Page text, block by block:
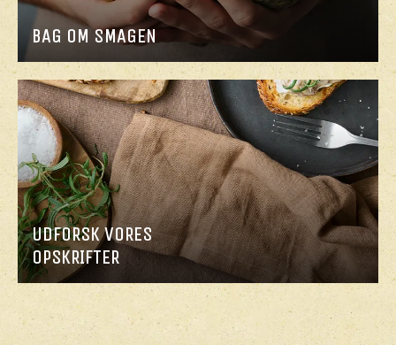
BAG OM SMAGEN
UDFORSK VORES
OPSKRIFTER